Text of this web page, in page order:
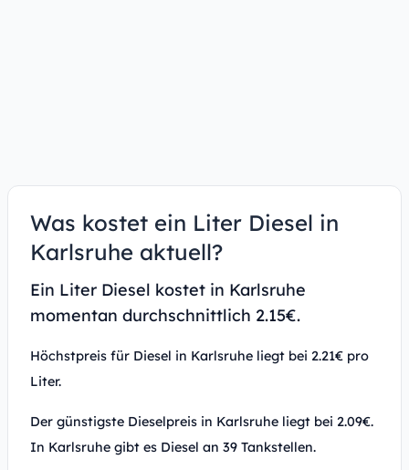
Was kostet ein Liter Diesel in
Karlsruhe aktuell?
Ein Liter Diesel kostet in Karlsruhe
momentan durchschnittlich 2.15€.
Höchstpreis für Diesel in Karlsruhe liegt bei 2.21€ pro
Liter.
Der günstigste Dieselpreis in Karlsruhe liegt bei 2.09€.
In Karlsruhe gibt es Diesel an 39 Tankstellen.